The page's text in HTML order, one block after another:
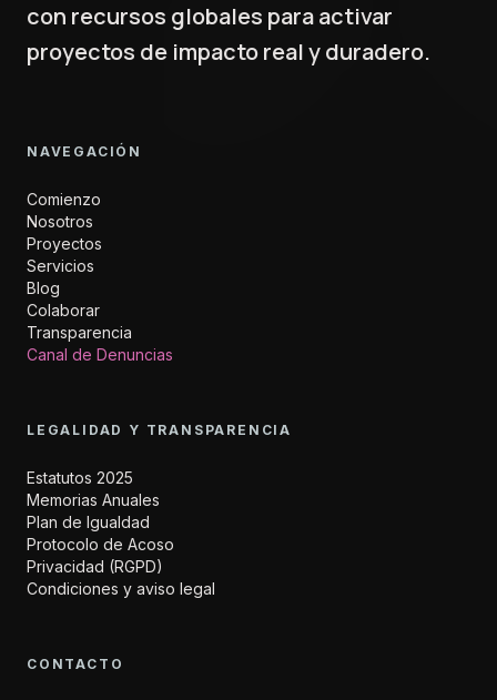
con recursos globales para activar
proyectos de impacto real y duradero.
NAVEGACIÓN
Comienzo
Nosotros
Proyectos
Servicios
Blog
Colaborar
Transparencia
Canal de Denuncias
LEGALIDAD Y TRANSPARENCIA
Estatutos 2025
Memorias Anuales
Plan de Igualdad
Protocolo de Acoso
Privacidad (RGPD)
Condiciones y aviso legal
CONTACTO